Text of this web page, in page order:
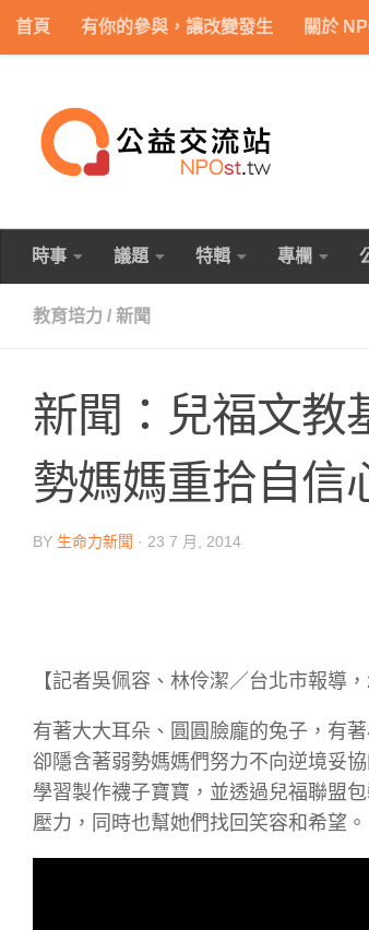
Skip to content
首頁 有你的參與，讓改變發生 關於
時事 議題 特輯 專欄
教育培力 / 新聞
新聞：兒福文教
勢媽媽重拾自信
BY 生命力新聞 · 23 7 月, 2014
【記者吳佩容、林伶潔／台北市報導
有著大大耳朵、圓圓臉龐的兔子，有
卻隱含著弱勢媽媽們努力不向逆境妥
學習製作襪子寶寶，並透過兒福聯盟
壓力，同時也幫她們找回笑容和希望。